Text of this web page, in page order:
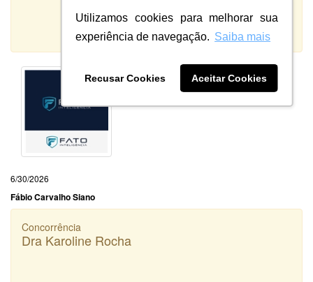
Utilizamos cookies para melhorar sua
experiência de navegação. Saiba mais
Recusar Cookies Aceitar Cookies
10
Qualidade:
Sistema:
6/30/2026
Fábio Carvalho Siano
Concorrência
Dra Karoline Rocha